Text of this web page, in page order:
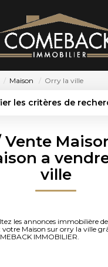
ACHETER
NOTRE AGENCE
CONTACT
Maison Orry la ville
les critères de
Surface min
a
ville
les annonces immobilière
Maison sur orry la ville
IMMOBILIER.